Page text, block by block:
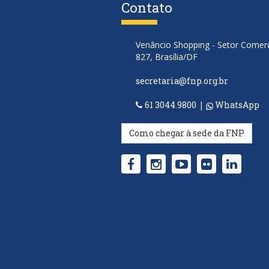
Contato
Venâncio Shopping - Setor
827, Brasília/DF
secretaria@fnp.org.br
61 3044.9800 | WhatsApp
Como chegar à sede da FNP